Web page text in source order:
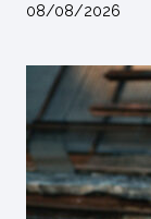
08/08/2026